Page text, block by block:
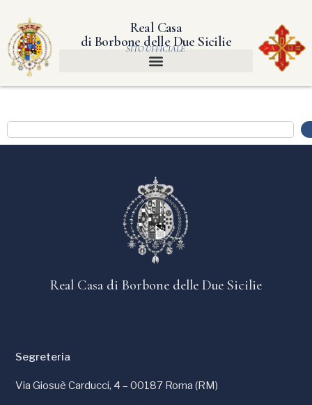
Real Casa
di Borbone delle Due Sicilie
SITO UFFICIALE
Real Casa di Borbone delle Due Sicilie
Segreteria
Via Giosuè Carducci, 4 – 00187 Roma (RM)